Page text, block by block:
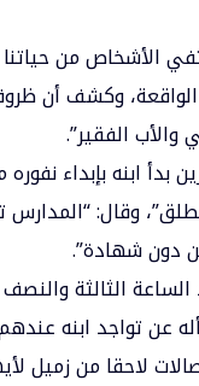
وكشف أن
والأب الفقير”.
ابنه بإبداء
وقال: “المدارس
دون شهادة”.
الثالثة
عن تواجد ابنه
لاحقا من زميل